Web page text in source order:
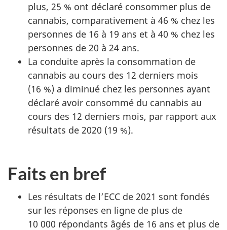
plus, 25 % ont déclaré consommer plus de
cannabis, comparativement à 46 % chez les
personnes de 16 à 19 ans et à 40 % chez les
personnes de 20 à 24 ans.
La conduite après la consommation de
cannabis au cours des 12 derniers mois
(16 %) a diminué chez les personnes ayant
déclaré avoir consommé du cannabis au
cours des 12 derniers mois, par rapport aux
résultats de 2020 (19 %).
Faits en bref
Les résultats de l’ECC de 2021 sont fondés
sur les réponses en ligne de plus de
10 000 répondants âgés de 16 ans et plus de